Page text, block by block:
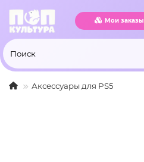
Мои заказы
Аксессуары для PS5